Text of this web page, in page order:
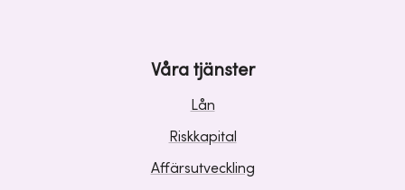
Våra tjänster
Lån
Riskkapital
Affärsutveckling